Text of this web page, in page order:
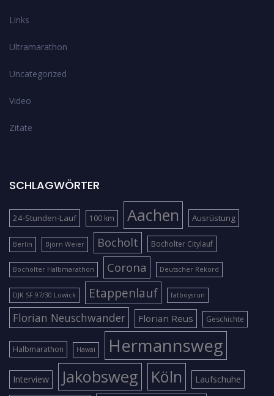
Links
Ultramarathon
Uncategorized
Video
Zitate
SCHLAGWÖRTER
24-Stunden-Lauf 100 km Aachen Ausrüstung
Berlin Björn Weier Bocholt Bocholter Citylauf
Bocholter Halbmarathon Corona Deutscher Rekord
DJK SF 97/30 Lowick Etappenlauf fatboysrun
Florian Neuschwander Florian Reus Geschichte
Halbmarathon Hawai Hermannsweg
Interview Jakobsweg Köln Laufschuhe